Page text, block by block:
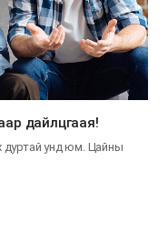
дайлцгаая!
дуртай унд юм. Цайны